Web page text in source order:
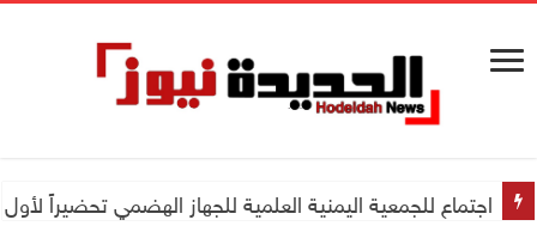
اجتماع للجمعية اليمنية العلمية للجهاز الهضمي تحضيراً